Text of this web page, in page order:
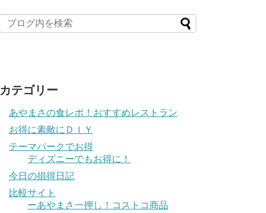
カテゴリー
あやまさの食レポ！おすすめレストラン
お得に素敵にＤＩＹ
テーマパークでお得
ディズニーでもお得に！
今日の損得日記
比較サイト
ーあやまさ一押し！コストコ商品